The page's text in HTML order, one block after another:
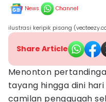
News Channel
ilustrasi keripik pisang
Share Article
Menonton
tayang hingga dini
camilan penggugah